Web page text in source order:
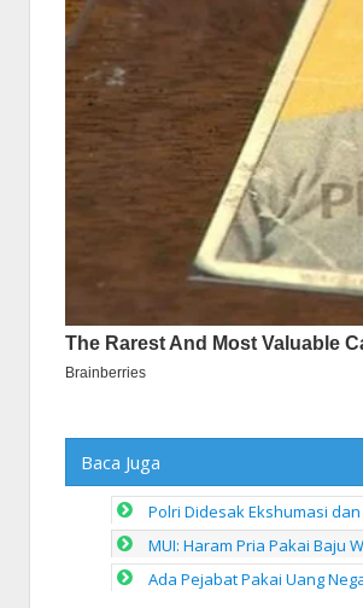
Baca Juga
Polri Didesak Ekshumasi
MUI: Haram Pria Pakai Baju
Ada Pejabat Pakai Uang